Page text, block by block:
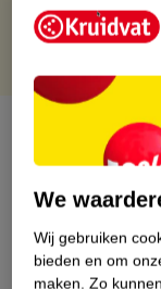
Over dit
We
Wij gebruiken
bieden en om
maken. Zo